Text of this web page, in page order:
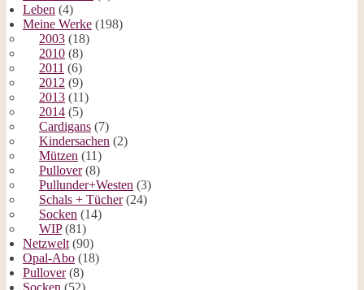
Leben (4)
Meine Werke (198)
2003 (18)
2010 (8)
2011 (6)
2012 (9)
2013 (11)
2014 (5)
Cardigans (7)
Kindersachen (2)
Mützen (11)
Pullover(8)
Pullunder+Westen (3)
Schals + Tücher(24)
Socken (14)
WIP(81)
Netzwelt (90)
Opal-Abo (18)
Pullover(8)
Socken (52)